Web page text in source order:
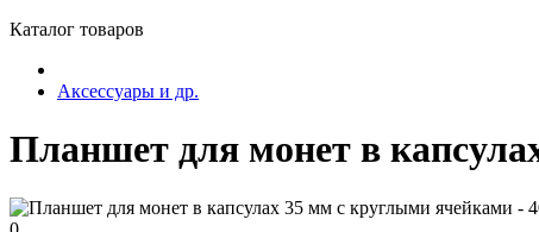
Каталог товаров
Аксессуары и др.
Планшет для монет в